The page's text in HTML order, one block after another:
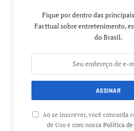
Fique por dentro das
Facttual sobre entretenimento,
do Brasil.
Ao se inscrever, você concorda
de Uso e com nossa Política